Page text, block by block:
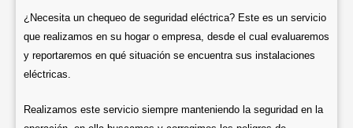
¿Necesita un chequeo de seguridad eléctrica? Este es un servicio
que realizamos en su hogar o empresa, desde el cual evaluaremos
y reportaremos en qué situación se encuentra sus instalaciones
eléctricas.
Realizamos este servicio siempre manteniendo la seguridad en la